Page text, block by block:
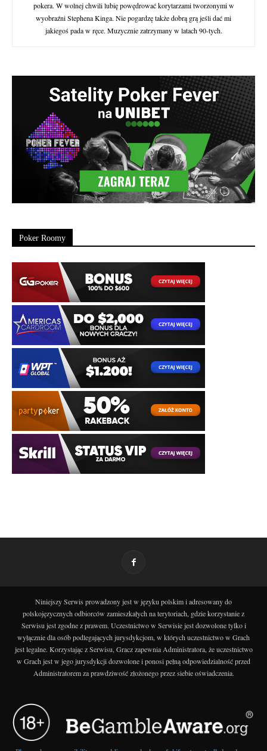
pokera. W wolnej chwili lubię powędrować korytarzami tworzonymi w
wyobraźni Stephena Kinga. Nie pogardzę także dobrą grą jeśli dać mi
jakiegoś pada w ręce. Muzycznie zatrzymany w latach 90-tych.
Poker Roomy
Niniejszy Serwis prowadzony jest w języku polskim i adresowany do
polskojęzycznych odbiorców zamieszkałych na terytoriach, gdzie korzystanie z
Serwisu jest zgodne z prawem. Uczestnictwo w Serwisie jest dozwolone tylko i
wyłącznie dla osób podlegających jurysdykcjom, w których uczestnictwo w Grach
jest legalne. Korzystając z Serwisu, Gracz zapewnia Administratora, że uczestnictwo
w Grach jest w jego jurysdykcji dozwolone i ponosi pełną odpowiedzialność przed
Administratorem za prawdziwość złożonego przez siebie oświadczenia.